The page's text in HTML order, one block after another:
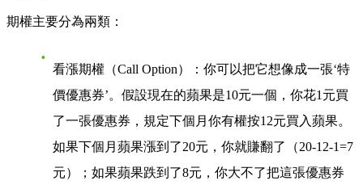
期權主要分為兩類：
看漲期權（Call Option）
：你可以把它想像成一張‘特
價優惠券’。假設現在的蘋果是10元一個，你花1元買
了一張優惠券，規定下個月你有權按12元買入蘋果。
如果下個月蘋果漲到了20元，你就賺翻了（20-12-1=7
元）；如果蘋果跌到了8元，你大不了把這張優惠券